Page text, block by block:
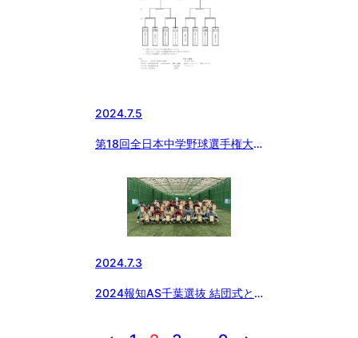
2024.7.5
第18回全日本中学野球選手権大
2024.7.3
2024報知AS千葉選抜 結団式と